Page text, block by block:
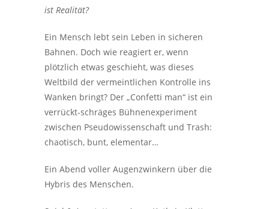
ist Realität?
Ein Mensch lebt sein Leben in sicheren
Bahnen. Doch wie reagiert er, wenn
plötzlich etwas geschieht, was dieses
Weltbild der vermeintlichen Kontrolle ins
Wanken bringt? Der „Confetti man“ ist ein
verrückt-schräges Bühnenexperiment
zwischen Pseudowissenschaft und Trash:
chaotisch, bunt, elementar…
Ein Abend voller Augenzwinkern über die
Hybris des Menschen.